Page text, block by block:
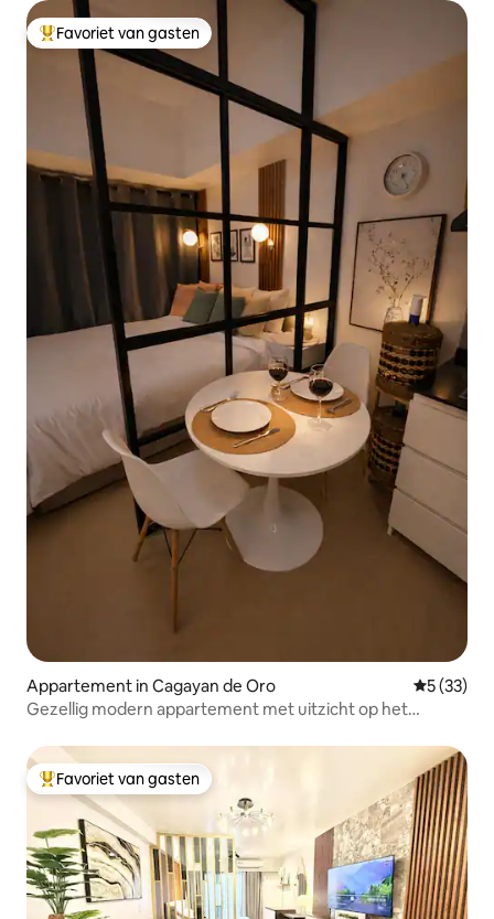
Topfavoriet van gasten
Favoriet van gasten
Appartement in Cagayan de Oro
5 (33)
Gezellig modern appartement met uitzicht op het
Topfavoriet van gasten
Favoriet van gasten